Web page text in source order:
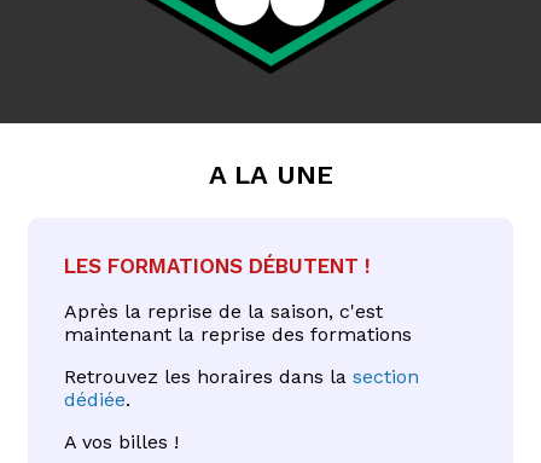
A la une
Les formations débutent !
Après la reprise de la saison, c'est
maintenant la reprise des formations
Retrouvez les horaires dans lasection
dédiée.
A vos billes !